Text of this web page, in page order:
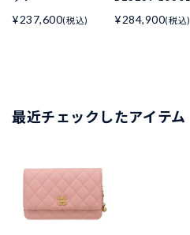
¥237,600(税込) ¥284,900(税込)
最近チェックしたアイテム